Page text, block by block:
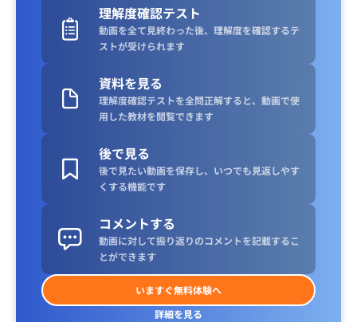
理解度確認テスト
動画を全て見終わった後、理解度を確認するテ
ストが受けられます
資料を見る
理解度確認テストを全問正解すると、動画で使
用した教材を閲覧できます
後で見る
後で見たい動画を保存し、いつでも見返しやす
くする機能です
コメントする
動画に対して振り返りのコメントを記載するこ
とができます
いますぐ無料体験へ
詳細を見る